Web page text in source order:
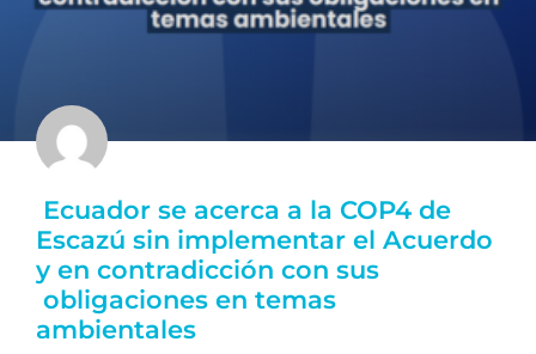
Ecuador se acerca a la COP4 de
Escazú sin implementar el Acuerdo
y en contradicción con sus
obligaciones en temas
ambientales